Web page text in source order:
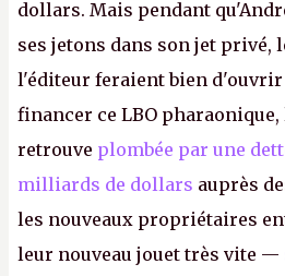
dollars. Mais pendant
ses jetons dans son jet privé,
l'éditeur feraient bien
financer ce LBO
retrouve plombée par une
milliards de dollars auprès
les nouveaux propriétaires
leur nouveau jouet très vite —